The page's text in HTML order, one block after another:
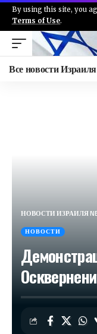
By using this site, you
Terms of Use.
Все новости
НОВОСТИ ИЗРАИЛЯ
НОВОСТИ